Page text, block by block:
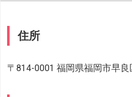
住所
〒814-0001 福岡県福岡市早